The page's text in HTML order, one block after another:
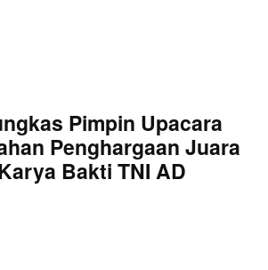
Pimpin Upacara
Penghargaan Juara
Bakti TNI AD